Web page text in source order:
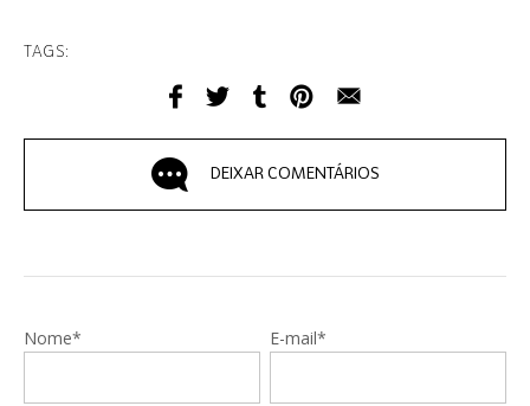
TAGS:
DEIXAR COMENTÁRIOS
Nome* E-mail*